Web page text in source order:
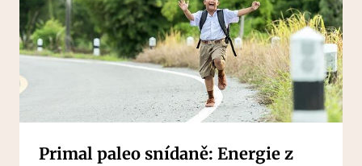
Primal paleo snídaně: Energie z